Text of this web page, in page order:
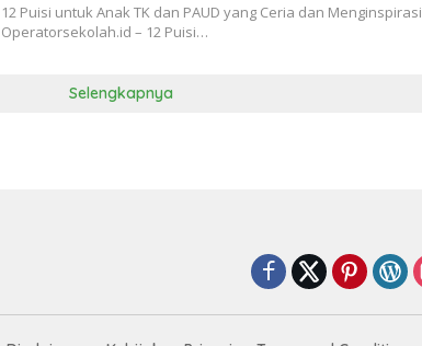
12 Puisi untuk Anak TK dan PAUD yang Ceria dan Menginspirasi
Operatorsekolah.id – 12 Puisi…
Selengkapnya